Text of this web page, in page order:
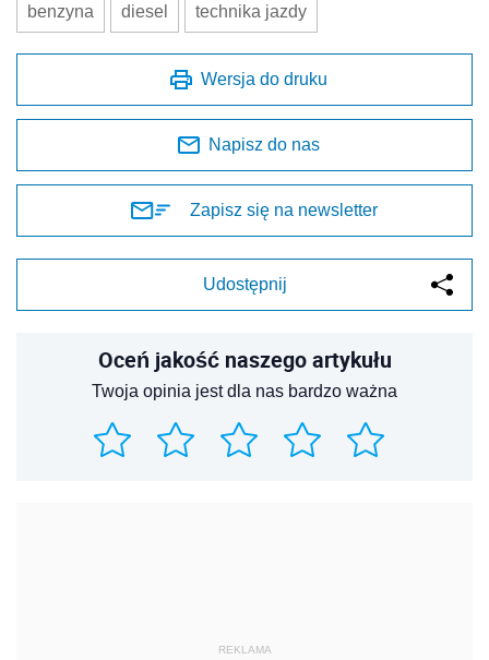
benzyna diesel technika jazdy
Wersja do druku
Napisz do nas
Zapisz się na newsletter
Udostępnij
Oceń jakość naszego artykułu
Twoja opinia jest dla nas bardzo ważna
REKLAMA